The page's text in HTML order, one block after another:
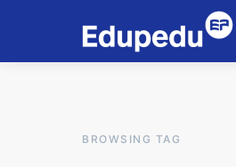
BROWSING TAG